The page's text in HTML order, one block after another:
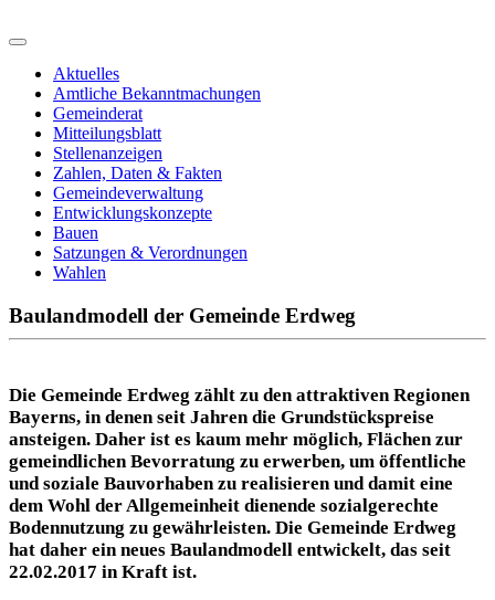
Aktuelles
Amtliche Bekanntmachungen
Gemeinderat
Mitteilungsblatt
Stellenanzeigen
Zahlen, Daten & Fakten
Gemeindeverwaltung
Entwicklungskonzepte
Bauen
Satzungen & Verordnungen
Wahlen
Baulandmodell der Gemeinde Erdweg
Die Gemeinde Erdweg zählt zu den attraktiven Regionen
Bayerns, in denen seit Jahren die Grundstückspreise
ansteigen. Daher ist es kaum mehr möglich, Flächen zur
gemeindlichen Bevorratung zu erwerben, um öffentliche
und soziale Bauvorhaben zu realisieren und damit eine
dem Wohl der Allgemeinheit dienende sozialgerechte
Bodennutzung zu gewährleisten. Die Gemeinde Erdweg
hat daher ein neues Baulandmodell entwickelt, das seit
22.02.2017 in Kraft ist.